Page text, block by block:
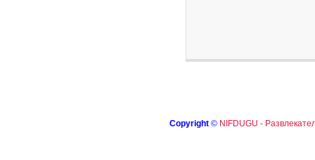
Copyright © NIFDUGU -